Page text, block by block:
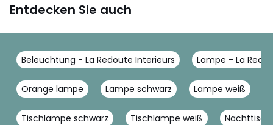
Entdecken Sie auch
Beleuchtung - La Redoute Interieurs Lampe - La
Orange lampe Lampe schwarz Lampe weiß
Tischlampe schwarz Tischlampe weiß